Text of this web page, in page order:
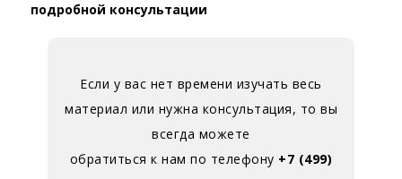
подробной консультации
Если у вас нет времени изучать весь
материал или нужна консультация, то вы
всегда можете
обратиться к нам по телефону +7 (499)